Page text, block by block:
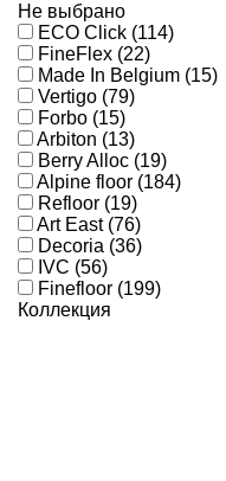
Не выбрано
ECO Click (114)
FineFlex (22)
Made In Belgium (15)
Vertigo (79)
Forbo (15)
Arbiton (13)
Berry Alloc (19)
Alpine floor (184)
Refloor (19)
Art East (76)
Decoria (36)
IVC (56)
Finefloor (199)
Коллекция